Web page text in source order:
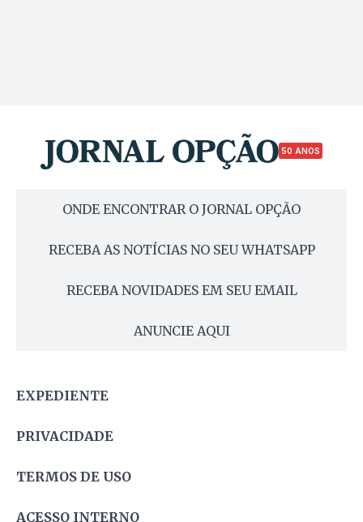
50 ANOS
ONDE ENCONTRAR O JORNAL OPÇÃO
RECEBA AS NOTÍCIAS NO SEU WHATSAPP
RECEBA NOVIDADES EM SEU EMAIL
ANUNCIE AQUI
EXPEDIENTE
PRIVACIDADE
TERMOS DE USO
ACESSO INTERNO